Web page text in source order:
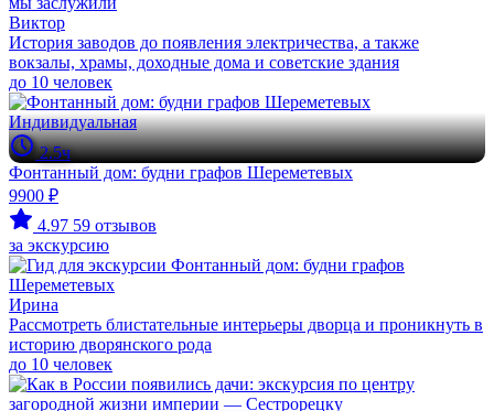
Виктор
История заводов до появления электричества, а также
вокзалы, храмы, доходные дома и советские здания
до 10 человек
Индивидуальная
2.5ч
Фонтанный дом: будни графов Шереметевых
9900 ₽
4.97 59 отзывов
за экскурсию
Ирина
Рассмотреть блистательные интерьеры дворца и проникнуть в
историю дворянского рода
до 10 человек